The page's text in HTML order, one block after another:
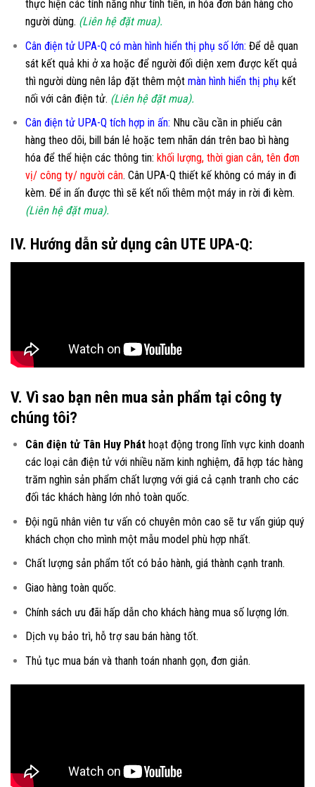
thực hiện các tính năng như tính tiền, in hóa đơn bán hàng cho
người dùng. (Liên hệ đặt mua).
Cân điện tử UPA-Q có màn hình hiển thị phụ số lớn: Để dễ quan
sát kết quả khi ở xa hoặc để người đối diện xem được kết quả
thì người dùng nên lắp đặt thêm một màn hình hiển thị phụ kết
nối với cân điện tử. (Liên hệ đặt mua).
Cân điện tử UPA-Q tích hợp in ấn: Nhu cầu cần in phiếu cân
hàng theo dõi, bill bán lẻ hoặc tem nhãn dán trên bao bì hàng
hóa để thể hiện các thông tin: khối lượng, thời gian cân, tên đơn
vị/ công ty/ người cân. Cân UPA-Q thiết kế không có máy in đi
kèm. Để in ấn được thì sẽ kết nối thêm một máy in rời đi kèm.
(Liên hệ đặt mua).
IV. Hướng dẫn sử dụng cân UTE UPA-Q:
V. Vì sao bạn nên mua sản phẩm tại công ty
chúng tôi?
Cân điện tử Tân Huy Pháthoạt động trong lĩnh vực kinh doanh
các loại cân điện tửvới nhiều năm kinh nghiệm, đã hợp tác hàng
trăm nghìn sản phẩm chất lượng với giá cả cạnh tranh cho các
đối tác khách hàng lớn nhỏ toàn quốc.
Đội ngũ nhân viên tư vấn có chuyên môn cao sẽ tư vấn giúp quý
khách chọn cho mình một mẫu model phù hợp nhất.
Chất lượng sản phẩm tốt có bảo hành, giá thành cạnh tranh.
Giao hàng toàn quốc.
Chính sách ưu đãi hấp dẫn cho khách hàng mua số lượng lớn.
Dịch vụ bảo trì, hỗ trợ sau bán hàng tốt.
Thủ tục mua bán và thanh toán nhanh gọn, đơn giản.